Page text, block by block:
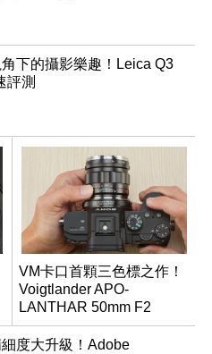
下的攝影樂趣！Leica Q3
評測
VM卡口首顆三色標之作！
Voigtlander APO-
LANTHAR 50mm F2
ASPH for VM-mount
度大升級！Adobe